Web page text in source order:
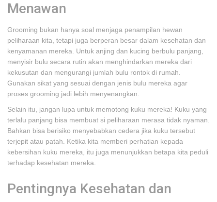
Menawan
Grooming bukan hanya soal menjaga penampilan hewan
peliharaan kita, tetapi juga berperan besar dalam kesehatan dan
kenyamanan mereka. Untuk anjing dan kucing berbulu panjang,
menyisir bulu secara rutin akan menghindarkan mereka dari
kekusutan dan mengurangi jumlah bulu rontok di rumah.
Gunakan sikat yang sesuai dengan jenis bulu mereka agar
proses grooming jadi lebih menyenangkan.
Selain itu, jangan lupa untuk memotong kuku mereka! Kuku yang
terlalu panjang bisa membuat si peliharaan merasa tidak nyaman.
Bahkan bisa berisiko menyebabkan cedera jika kuku tersebut
terjepit atau patah. Ketika kita memberi perhatian kepada
kebersihan kuku mereka, itu juga menunjukkan betapa kita peduli
terhadap kesehatan mereka.
Pentingnya Kesehatan dan